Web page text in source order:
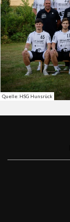
Quelle: HSG Hunsrück